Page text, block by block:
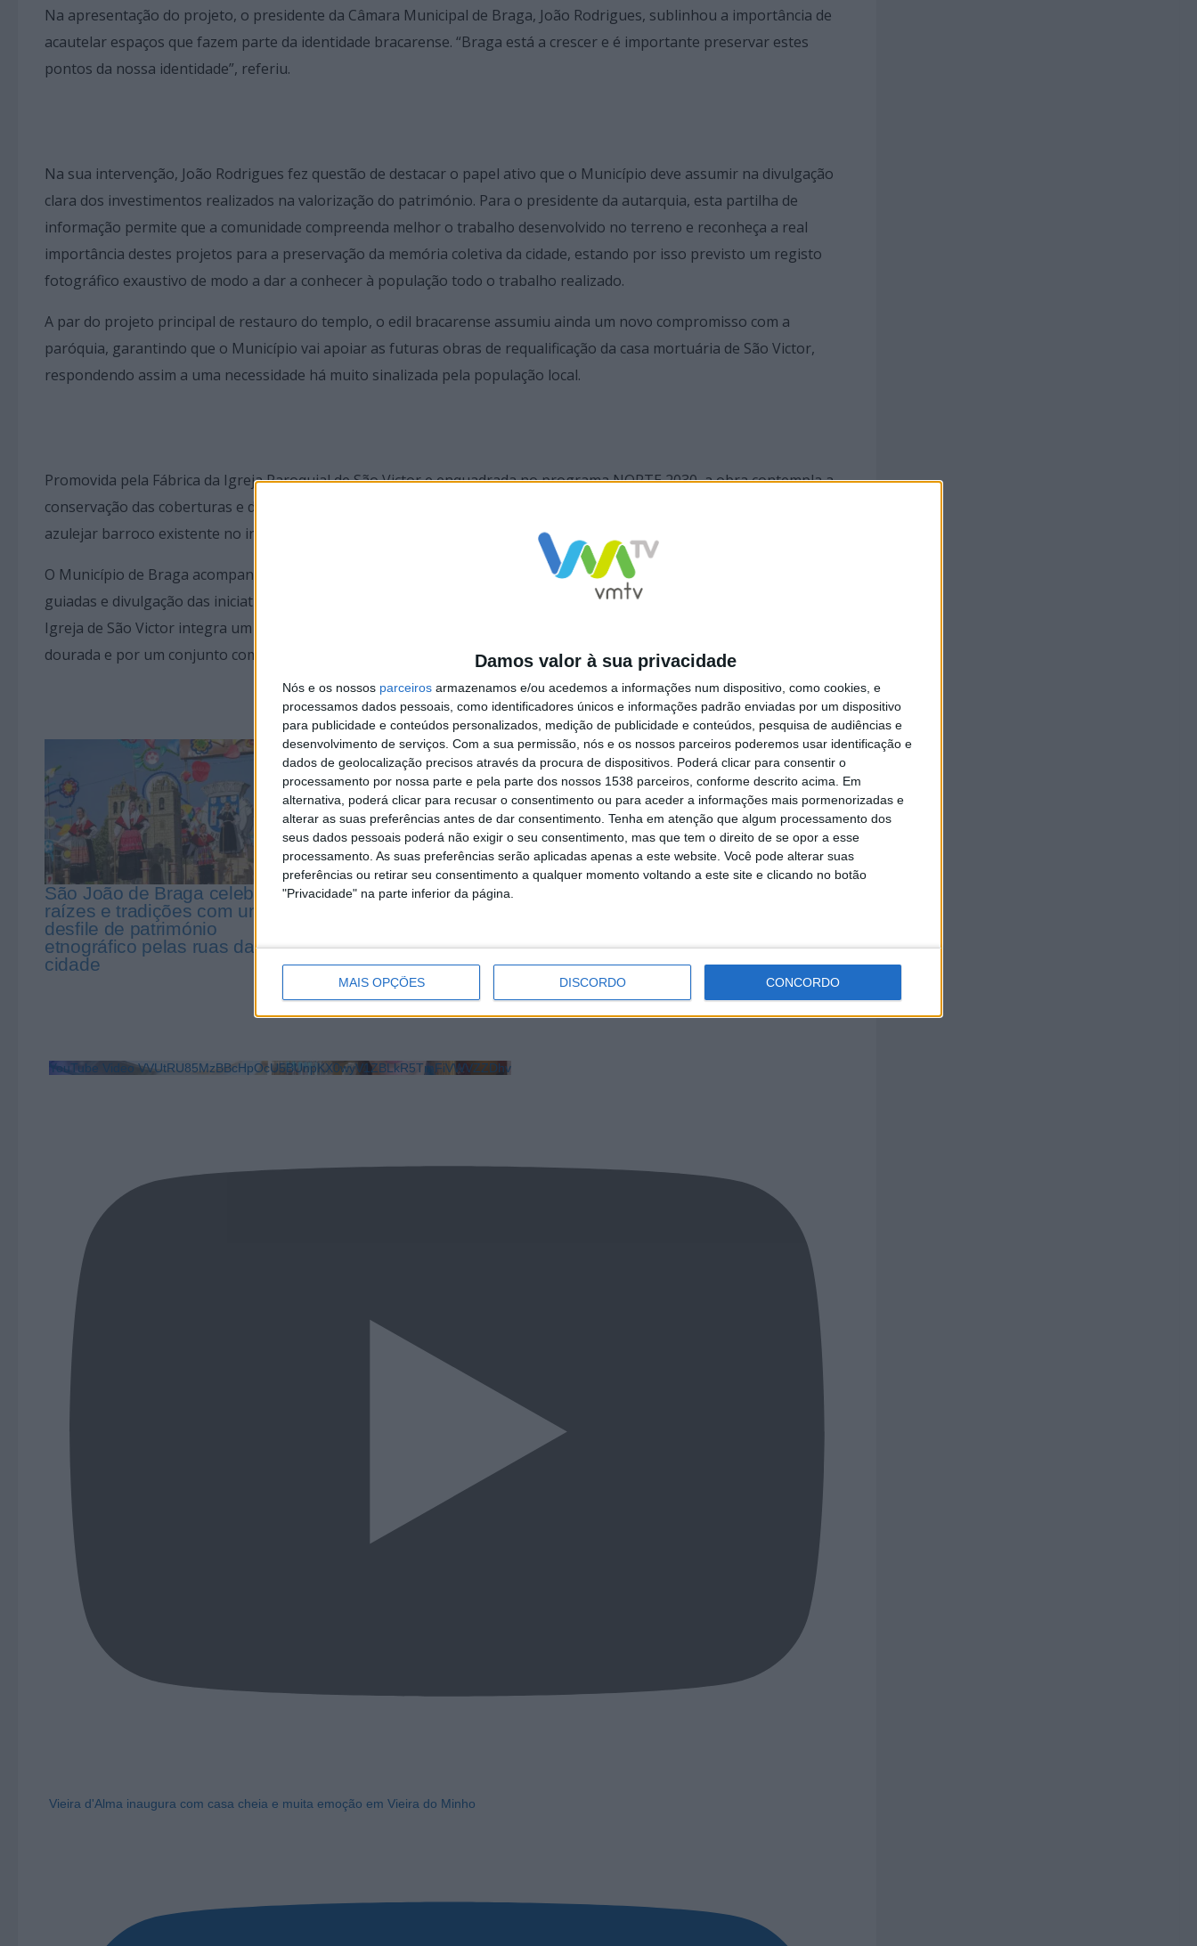
Damos valor à sua privacidade
Nós e os nossos parceiros armazenamos e/ou acedemos a informações num dispositivo, como cookies, e
processamos dados pessoais, como identificadores únicos e informações padrão enviadas por um dispositivo
para publicidade e conteúdos personalizados, medição de publicidade e conteúdos, pesquisa de audiências e
desenvolvimento de serviços. Com a sua permissão, nós e os nossos parceiros poderemos usar identificação e
dados de geolocalização precisos através da procura de dispositivos. Poderá clicar para consentir o
processamento por nossa parte e pela parte dos nossos 1538 parceiros, conforme descrito acima. Em
alternativa, poderá clicar para recusar o consentimento ou para aceder a informações mais pormenorizadas e
alterar as suas preferências antes de dar consentimento. Tenha em atenção que algum processamento dos
seus dados pessoais poderá não exigir o seu consentimento, mas que tem o direito de se opor a esse
processamento. As suas preferências serão aplicadas apenas a este website. Você pode alterar suas
preferências ou retirar seu consentimento a qualquer momento voltando a este site e clicando no botão
"Privacidade" na parte inferior da página.
MAIS OPÇÕES DISCORDO CONCORDO
Na apresentação do projeto, o presidente da Câmara Municipal de Braga, João Rodrigues, sublinhou a importância de
acautelar espaços que fazem parte da identidade bracarense. “Braga está a crescer e é importante preservar estes
pontos da nossa identidade”, referiu.
Na sua intervenção, João Rodrigues fez questão de destacar o papel ativo que o Município deve assumir na divulgação
clara dos investimentos realizados na valorização do património. Para o presidente da autarquia, esta partilha de
informação permite que a comunidade compreenda melhor o trabalho desenvolvido no terreno e reconheça a real
importância destes projetos para a preservação da memória coletiva da cidade, estando por isso previsto um registo
fotográfico exaustivo de modo a dar a conhecer à população todo o trabalho realizado.
A par do projeto principal de restauro do templo, o edil bracarense assumiu ainda um novo compromisso com a
paróquia, garantindo que o Município vai apoiar as futuras obras de requalificação da casa mortuária de São Victor,
respondendo assim a uma necessidade há muito sinalizada pela população local.
Promovida pela Fábrica da Igreja Paroquial de São Victor e enquadrada no programa NORTE 2030, a obra contempla a
conservação das coberturas e da fachada principal da igreja, bem como o restauro do conjunto retabular e do conjunto
azulejar barroco existente no interior do templo.
O Município de Braga acompanha a operação através de um protocolo de colaboração que prevê apoio técnico, visitas
guiadas e divulgação das iniciativas associadas ao projeto. Classificada como Imóvel de Interesse Público desde 1977, a
Igreja de São Victor integra um valioso património histórico e artístico, destacando-se pelos seus retábulos de talha
dourada e por um conjunto com mais de 24 mil azulejos barrocos.
São João de Braga celebra
raízes e tradições com um
desfile de património
etnográfico pelas ruas da
cidade
João Rodrigues reforça
João de Braga
YouTube Video VVUtRU85MzBBcHpOcU5BUnpKX0wyV1ZBLkR5TmFiVWVZZDhv
Vieira d'Alma inaugura com casa cheia e muita emoção em Vieira do Minho